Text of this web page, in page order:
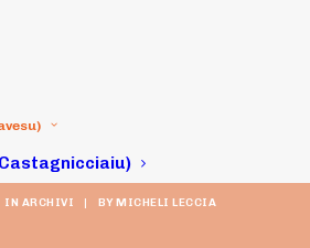
et
et
?")
IN ARCHIVI | BYMICHELI LECCIA